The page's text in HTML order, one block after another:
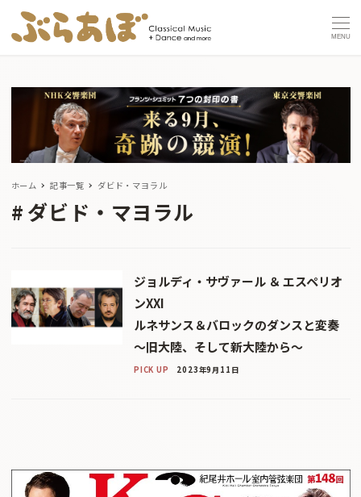
MENU
ホーム 記事一覧 ダビド・マヨラル
ダビド・マヨラル
ジョルディ・サヴァール ＆ エスペリオ
ンXXI
ルネサンス＆バロックのダンスと変奏
～旧大陸、そして新大陸から～
PICK UP 2023年9月11日